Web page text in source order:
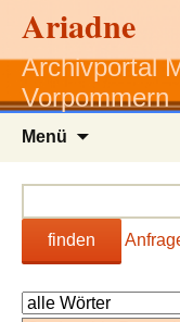
Ariadne
Archivportal
Vorpommern
Menü
finden